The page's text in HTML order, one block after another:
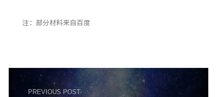
注：部分材料来自百度
PREVIOUS POST